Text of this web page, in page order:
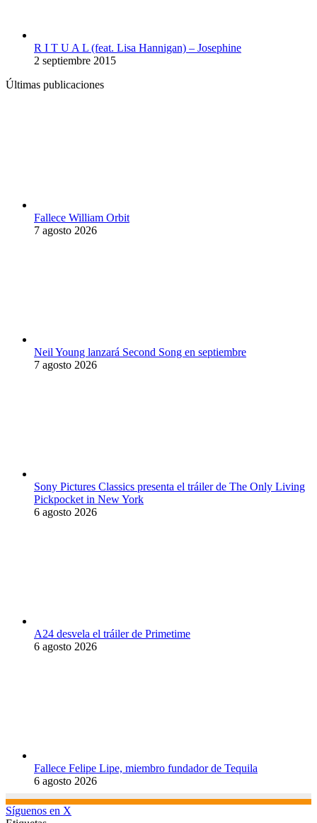
R I T U A L (feat. Lisa Hannigan) – Josephine
2 septiembre 2015
Últimas publicaciones
Fallece William Orbit
7 agosto 2026
Neil Young lanzará Second Song en septiembre
7 agosto 2026
Sony Pictures Classics presenta el tráiler de The Only Living
Pickpocket in New York
6 agosto 2026
A24 desvela el tráiler de Primetime
6 agosto 2026
Fallece Felipe Lipe, miembro fundador de Tequila
6 agosto 2026
Síguenos en X